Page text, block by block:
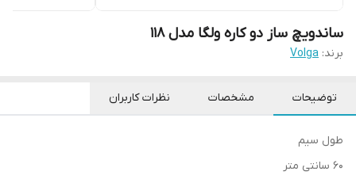
ساندویچ ساز دو کاره ولگا مدل 118
برند: Volga
توضیحات مشخصات نظرات کاربران
طول سیم
60 سانتی متر